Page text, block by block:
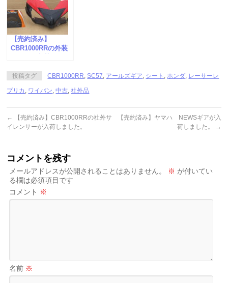
【売約済み】
CBR1000RRの外装
投稿タグ CBR1000RR,SC57, アールズギア, シート ,ホンダ, レーサーレ
プリカ , ワイバン,中古,社外品
←
【売約済み】CBR1000RRの社外サ
イレンサーが入荷しました。
【売約済み】ヤマハ NEWSギアが入
荷しました。
→
コメントを残す
メールアドレスが公開されることはありません。 ※ が付いてい
る欄は必須項目です
コメント ※
名前 ※